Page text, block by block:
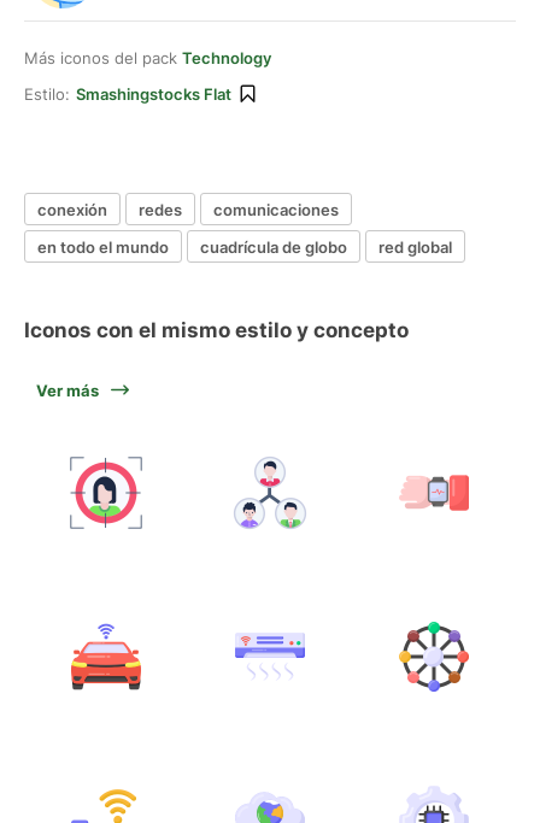
Más iconos del pack Technology
Estilo: Smashingstocks Flat
conexión redes
comunicaciones
en todo el mundo
cuadrícula de globo red global
Iconos con el mismo estilo y concepto
Ver más